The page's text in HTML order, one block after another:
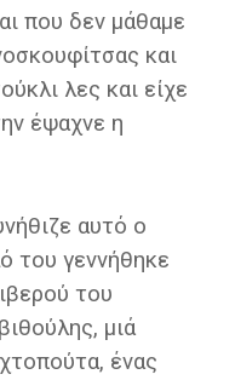
που δεν μάθαμε
και
λες και είχε
έψαχνε η
αυτό ο
του γεννήθηκε
του
μιά
ένας